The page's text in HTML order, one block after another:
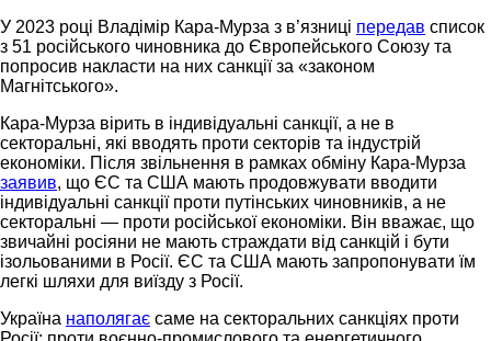
У 2023 році Владімір Кара-Мурза з в’язниці передав список
з 51 російського чиновника до Європейського Союзу та
попросив накласти на них санкції за «законом
Магнітського».
Кара-Мурза вірить в індивідуальні санкції, а не в
секторальні, які вводять проти секторів та індустрій
економіки. Після звільнення в рамках обміну Кара-Мурза
заявив, що ЄС та США мають продовжувати вводити
індивідуальні санкції проти путінських чиновників, а не
секторальні — проти російської економіки. Він вважає, що
звичайні росіяни не мають страждати від санкцій і бути
ізольованими в Росії. ЄС та США мають запропонувати їм
легкі шляхи для виїзду з Росії.
Україна наполягає саме на секторальних санкціях проти